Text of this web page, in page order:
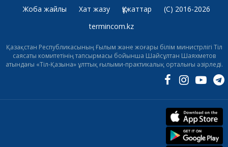
Жоба жайлы Хат жазу Құжаттар
(C) 2016-2026
termincom.kz
Қазақстан Республикасының Ғылым және жоғары білім министрлігі Тіл
саясаты комитетінің тапсырмасы бойынша Шайсұлтан Шаяхметов
атындағы «Тіл-Қазына» ұлттық ғылыми-практикалық орталығы әзірледі.